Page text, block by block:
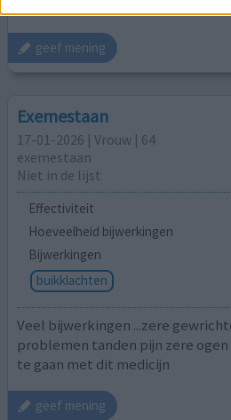
geef mening
Exemestaan
17-01-2026 | Vrouw | 64
exemestaan
Niet in de lijst
Effectiviteit
Hoeveelheid bijwerkingen
Bijwerkingen
buikklachten
Veel bijwerkingen ...zere
problemen tanden pijn zere
te gaan met dit medicijn
geef mening